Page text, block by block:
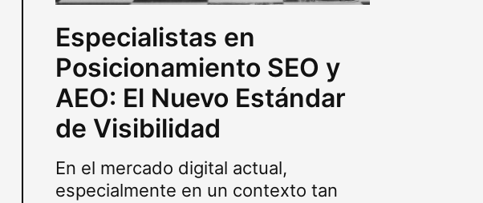
Especialistas en
Posicionamiento SEO y
AEO: El Nuevo Estándar
de Visibilidad
En el mercado digital actual,
especialmente en un contexto tan